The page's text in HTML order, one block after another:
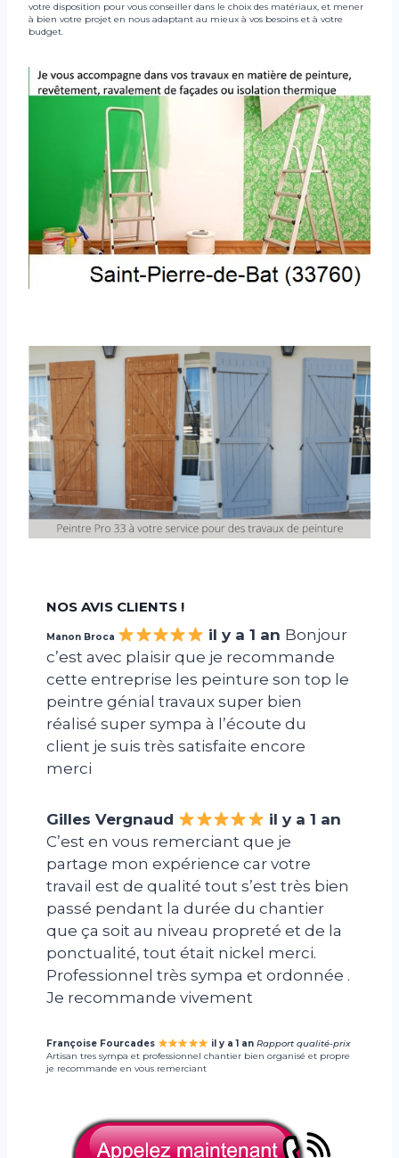
votre disposition pour vous conseiller dans le choix des matériaux, et mener
à bien votre projet en nous adaptant au mieux à vos besoins et à votre
budget.
NOS AVIS CLIENTS !
Manon Broca il y a 1 an Bonjour
c’est avec plaisir que je recommande
cette entreprise les peinture son top le
peintre génial travaux super bien
réalisé super sympa à l’écoute du
client je suis très satisfaite encore
merci
Gilles Vergnaud
il y a 1 an
C’est en vous remerciant que je
partage mon expérience car votre
travail est de qualité tout s’est très bien
passé pendant la durée du chantier
que ça soit au niveau propreté et de la
ponctualité, tout était nickel merci.
Professionnel très sympa et ordonnée .
Je recommande vivement
Françoise Fourcades il y a 1 an Rapport qualité-prix
Artisan tres sympa et professionnel chantier bien organisé et propre
je recommande en vous remerciant